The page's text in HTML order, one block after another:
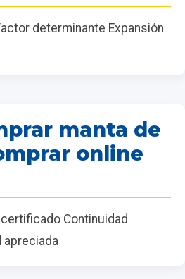
determinante Expansión
manta de
online
Continuidad
apreciada